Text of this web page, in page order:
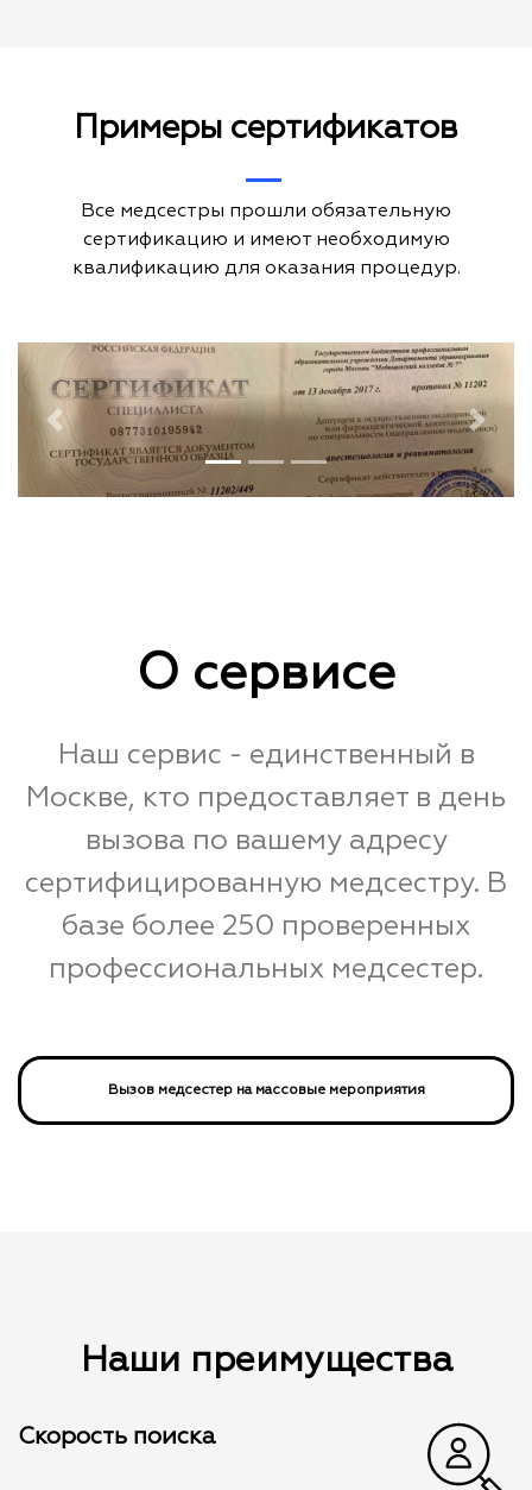
Примеры сертификатов
Все медсестры прошли обязательную
сертификацию и имеют необходимую
квалификацию для оказания процедур.
Previous Next
О сервисе
Наш сервис - единственный в
Москве, кто предоставляет в день
вызова по вашему адресу
сертифицированную медсестру. В
базе более 250 проверенных
профессиональных медсестер.
Вызов медсестер на массовые мероприятия
Наши преимущества
Скорость поиска